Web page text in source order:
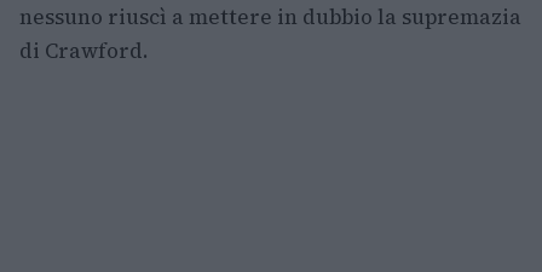
nessuno riuscì a mettere in dubbio la supremazia
di Crawford.